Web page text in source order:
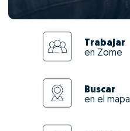
Trabajar
en Zome
Buscar
en el mapa